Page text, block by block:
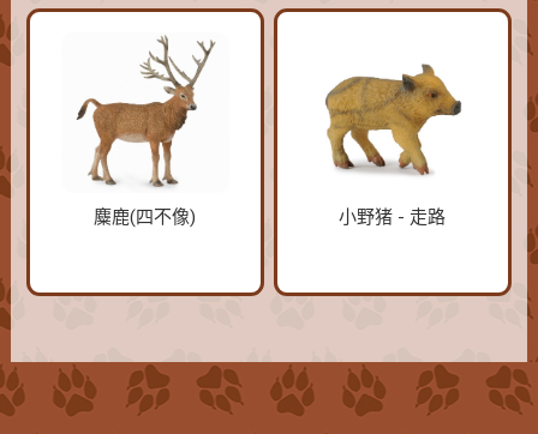
麋鹿(四不像) 小野猪 - 走路